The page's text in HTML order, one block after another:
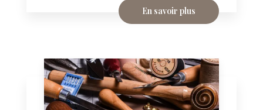
En savoir plus